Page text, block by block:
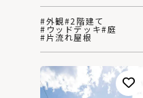
#外観#2階建て
#ウッドデッキ#庭
#片流れ屋根